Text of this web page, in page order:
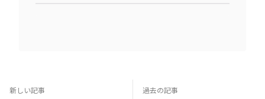
新しい記事 過去の記事